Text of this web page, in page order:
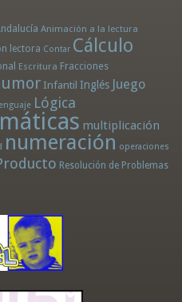
Animación a la lectura
lectora Contar Cálculo
Escritura Fracciones
Infantil Inglés Juego
Lógica
multiplicación
numeración operaciones
Resolución de Problemas